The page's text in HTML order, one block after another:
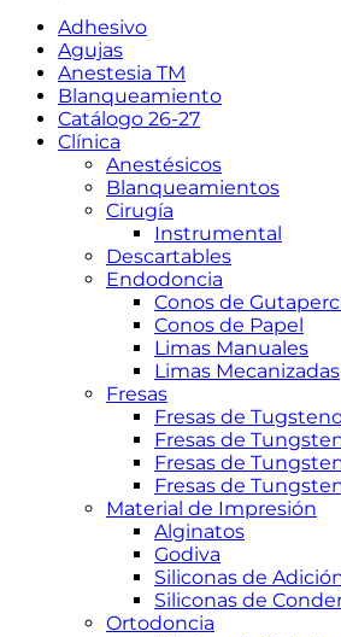
Adhesivo
Agujas
Anestesia TM
Blanqueamiento
Catálogo 26-27
Clínica
Anestésicos
Blanqueamientos
Cirugía
Instrumental
Descartables
Endodoncia
Conos de
Conos de Papel
Limas Manuales
Limas Mecanizadas
Fresas
Fresas de
Fresas de
Fresas de
Fresas de
Material de Impresión
Alginatos
Godiva
Siliconas de
Siliconas de
Ortodoncia